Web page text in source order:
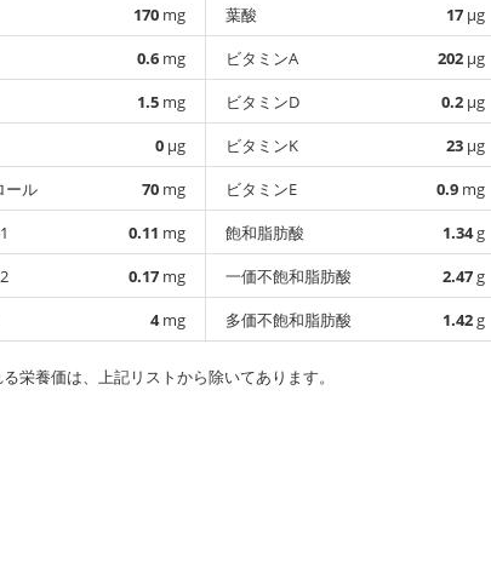
170 mg
0.6 mg
1.5 mg
0 µg
ール
70 mg
0.11 mg
0.17 mg
4mg
葉酸
17 µg
ビタミンA
202 µg
ビタミンD
0.2 µg
ビタミンK
23 µg
ビタミンE
0.9 mg
飽和脂肪酸
1.34g
一価不飽和脂肪酸
2.47g
多価不飽和脂肪酸
1.42g
栄養価は、上記リストから除いてあります。